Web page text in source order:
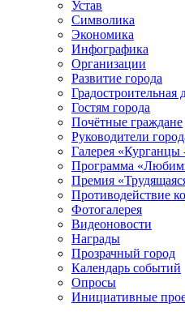
Устав
Символика
Экономика
Инфографика
Организации
Развитие города
Градостроительная
Гостям города
Почётные граждане
Руководители
Галерея «Курганцы
Программа
Премия
Противодействие
Фотогалерея
Видеоновости
Награды
Прозрачный город
Календарь событий
Опросы
Инициативные